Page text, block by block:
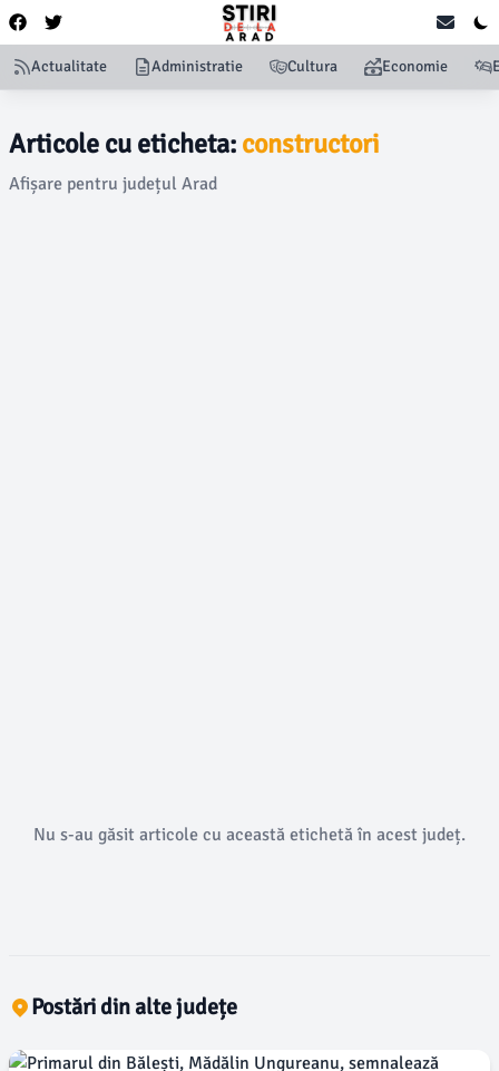
Actualitate Administratie Cultura Economie
Articole cu eticheta: constructori
Afișare pentru județul Arad
Nu s-au găsit articole cu această etichetă în acest județ.
Postări din alte județe